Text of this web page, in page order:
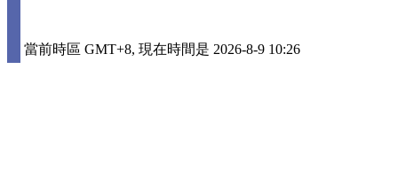
當前時區 GMT+8, 現在時間是 2026-8-9 10:26